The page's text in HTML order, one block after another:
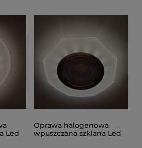
Led
Oprawa halogenowa
wpuszczana szklana Led